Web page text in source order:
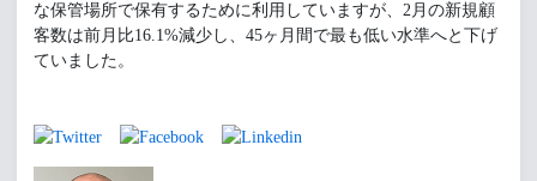
な保管場所で保有するために利用していますが、2月の新規顧
客数は前月比16.1%減少し、45ヶ月間で最も低い水準へと下げ
ていました。